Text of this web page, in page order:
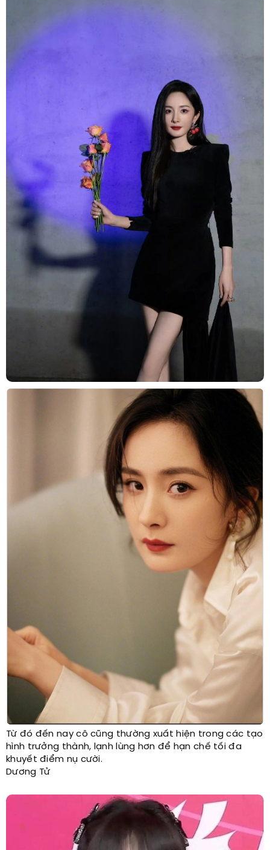
Từ đó đến nay cô cũng thường xuất hiện trong các tạo
hình trưởng thành, lạnh lùng hơn để hạn chế tối đa
khuyết điểm nụ cười.
Dương Tử